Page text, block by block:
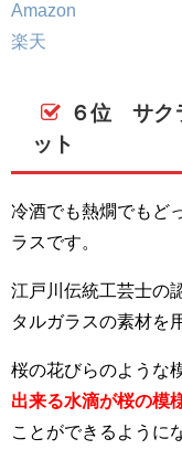
Amazon
楽天
６位 サク
ット
冷酒でも熱燗でもど
ラスです。
江戸川伝統工芸士の
タルガラスの素材を
桜の花びらのような
出来る水滴が桜の模
ことができるように